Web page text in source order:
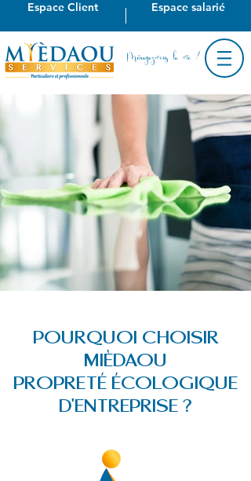
Espace Client Espace salarié
Ménagez-vous la vie !
POURQUOI CHOISIR
MIÈDAOU
PROPRETÉ ÉCOLOGIQUE
D'ENTREPRISE ?